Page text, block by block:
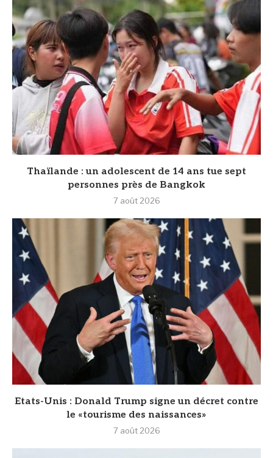
Thaïlande : un adolescent de 14 ans tue sept
personnes près de Bangkok
7 août 2026
Etats-Unis : Donald Trump signe un décret contre
le «tourisme des naissances»
7 août 2026